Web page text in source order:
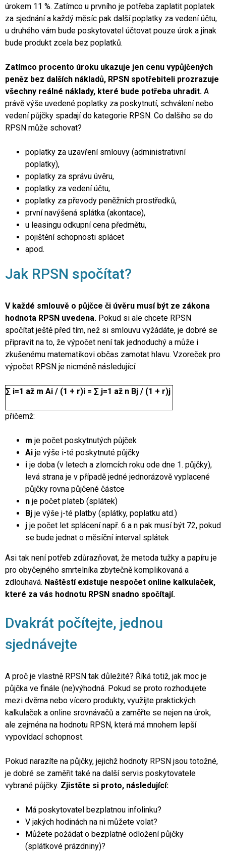
úrokem 11 %. Zatímco u prvního je potřeba zaplatit poplatek
za sjednání a každý měsíc pak další poplatky za vedení účtu,
u druhého vám bude poskytovatel účtovat pouze úrok a jinak
bude produkt zcela bez poplatků.
Zatímco procento úroku ukazuje jen cenu vypůjčených
peněz bez dalších nákladů, RPSN spotřebiteli prozrazuje
všechny reálné náklady, které bude potřeba uhradit. A
právě výše uvedené poplatky za poskytnutí, schválení nebo
vedení půjčky spadají do kategorie RPSN. Co dalšího se do
RPSN může schovat?
poplatky za uzavření smlouvy (administrativní
poplatky),
poplatky za správu úvěru,
poplatky za vedení účtu,
poplatky za převody peněžních prostředků,
první navýšená splátka (akontace),
u leasingu odkupní cena předmětu,
pojištění schopnosti splácet
apod.
Jak RPSN spočítat?
V každé smlouvě o půjčce či úvěru musí být ze zákona
hodnota RPSN uvedena. Pokud si ale chcete RPSN
spočítat ještě před tím, než si smlouvu vyžádáte, je dobré se
připravit na to, že výpočet není tak jednoduchý a může i
zkušenému matematikovi občas zamotat hlavu. Vzoreček pro
výpočet RPSN je nicméně následující:
∑ i=1 až m Ai / (1 + r)i = ∑ j=1 až n Bj / (1 + r)j
přičemž:
m je počet poskytnutých půjček
Ai je výše i-té poskytnuté půjčky
i je doba (v letech a zlomcích roku ode dne 1. půjčky),
levá strana je v případě jedné jednorázově vyplacené
půjčky rovna půjčené částce
n je počet plateb (splátek)
Bj je výše j-té platby (splátky, poplatku atd.)
j je počet let splácení např. 6 a n pak musí být 72, pokud
se bude jednat o měsíční interval splátek
Asi tak není potřeb zdůrazňovat, že metoda tužky a papíru je
pro obyčejného smrtelníka zbytečně komplikovaná a
zdlouhavá. Naštěstí existuje nespočet online kalkulaček,
které za vás hodnotu RPSN snadno spočítají.
Dvakrát počítejte, jednou
sjednávejte
A proč je vlastně RPSN tak důležité? Říká totiž, jak moc je
půjčka ve finále (ne)výhodná. Pokud se proto rozhodujete
mezi dvěma nebo vícero produkty, využijte praktických
kalkulaček a online srovnávačů a zaměřte se nejen na úrok,
ale zejména na hodnotu RPSN, která má mnohem lepší
vypovídací schopnost.
Pokud narazíte na půjčky, jejichž hodnoty RPSN jsou totožné,
je dobré se zaměřit také na další servis poskytovatele
vybrané půjčky. Zjistěte si proto, následující:
Má poskytovatel bezplatnou infolinku?
V jakých hodinách na ni můžete volat?
Můžete požádat o bezplatné odložení půjčky
(splátkové prázdniny)?